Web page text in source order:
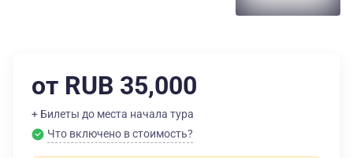
от RUB 35,000
+ Билеты до места начала тура
Что включено в стоимость?